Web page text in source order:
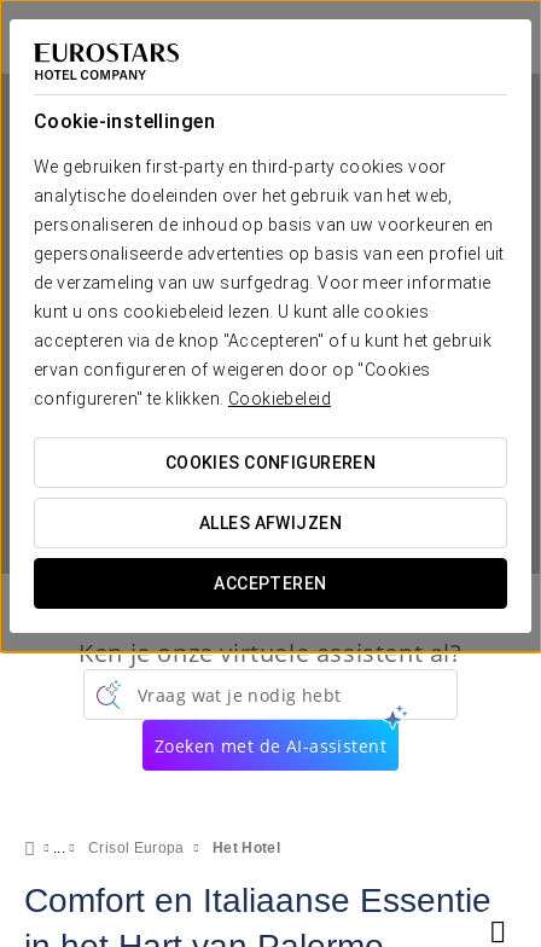
Cookie-instellingen
We gebruiken first-party en third-party cookies voor
analytische doeleinden over het gebruik van het web,
personaliseren de inhoud op basis van uw voorkeuren en
gepersonaliseerde advertenties op basis van een profiel uit
de verzameling van uw surfgedrag. Voor meer informatie
kunt u ons cookiebeleid lezen. U kunt alle cookies
accepteren via de knop "Accepteren" of u kunt het gebruik
ervan configureren of weigeren door op "Cookies
configureren" te klikken. Cookiebeleid
COOKIES CONFIGUREREN
ALLES AFWIJZEN
ACCEPTEREN
Crisol Europa
PALERMO
Crisol Europa
PALERMO
WANNEER WIL JE GAAN?
Ken je onze virtuele assistent al?
Vraag wat je nodig hebt
Zoeken met de AI-assistent
Crisol Europa Het Hotel
Comfort en Italiaanse Essentie